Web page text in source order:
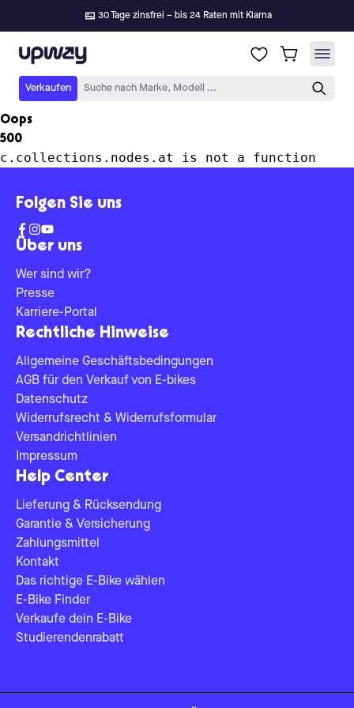
30 Tage zinsfrei – bis 24 Raten mit Klarna
Upway
Verkaufen Suche nach Marke, Modell ...
Oops
500
c.collections.nodes.at is not a function
Über uns
Wer sind wir?
Presse
Karriere-Portal
Rechtliche Hinweise
Allgemeine Geschäftsbedingungen
AGB für den Verkauf von E-bikes
Datenschutz
Widerrufsrecht & Widerrufsformular
Versandrichtlinien
Impressum
Help Center
Lieferung & Rücksendung
Garantie & Versicherung
Zahlungsmittel
Kontakt
Das richtige E-Bike wählen
E-Bike Finder
Verkaufe dein E-Bike
Studierendenrabatt
Folgen Sie uns